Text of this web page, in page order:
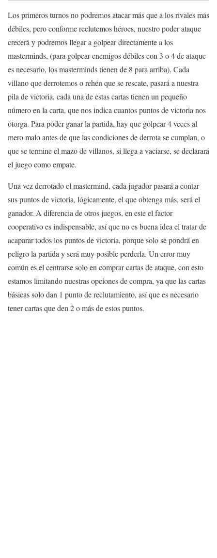
Los primeros turnos no podremos atacar más que a los rivales más
débiles, pero conforme reclutemos héroes, nuestro poder ataque
crecerá y podremos llegar a golpear directamente a los
masterminds, (para golpear enemigos débiles con 3 o 4 de ataque
es necesario, los masterminds tienen de 8 para arriba). Cada
villano que derrotemos o rehén que se rescate, pasará a nuestra
pila de victoria, cada una de estas cartas tienen un pequeño
número en la carta, que nos indica cuantos puntos de victoria nos
otorga. Para poder ganar la partida, hay que golpear 4 veces al
mero malo antes de que las condiciones de derrota se cumplan, o
que se termine el mazo de villanos, si llega a vaciarse, se declarará
el juego como empate.
Una vez derrotado el mastermind, cada jugador pasará a contar
sus puntos de victoria, lógicamente, el que obtenga más, será el
ganador. A diferencia de otros juegos, en este el factor
cooperativo es indispensable, así que no es buena idea el tratar de
acaparar todos los puntos de victoria, porque solo se pondrá en
peligro la partida y será muy posible perderla. Un error muy
común es el centrarse solo en comprar cartas de ataque, con esto
estamos limitando nuestras opciones de compra, ya que las cartas
básicas solo dan 1 punto de reclutamiento, así que es necesario
tener cartas que den 2 o más de estos puntos.